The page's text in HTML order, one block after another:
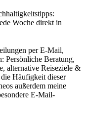
Woche direkt in
per E-Mail,
Persönliche Beratung,
alternative Reiseziele &
Häufigkeit dieser
außerdem meine
E-Mail-